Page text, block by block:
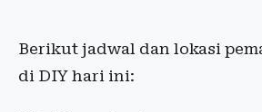
Berikut jadwal dan lokasi
di DIY hari ini: